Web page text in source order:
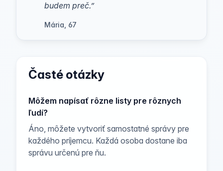
budem preč.”
Mária, 67
Časté otázky
Môžem napísať rôzne listy pre rôznych
ľudí?
Áno, môžete vytvoriť samostatné správy pre
každého príjemcu. Každá osoba dostane iba
správu určenú pre ňu.